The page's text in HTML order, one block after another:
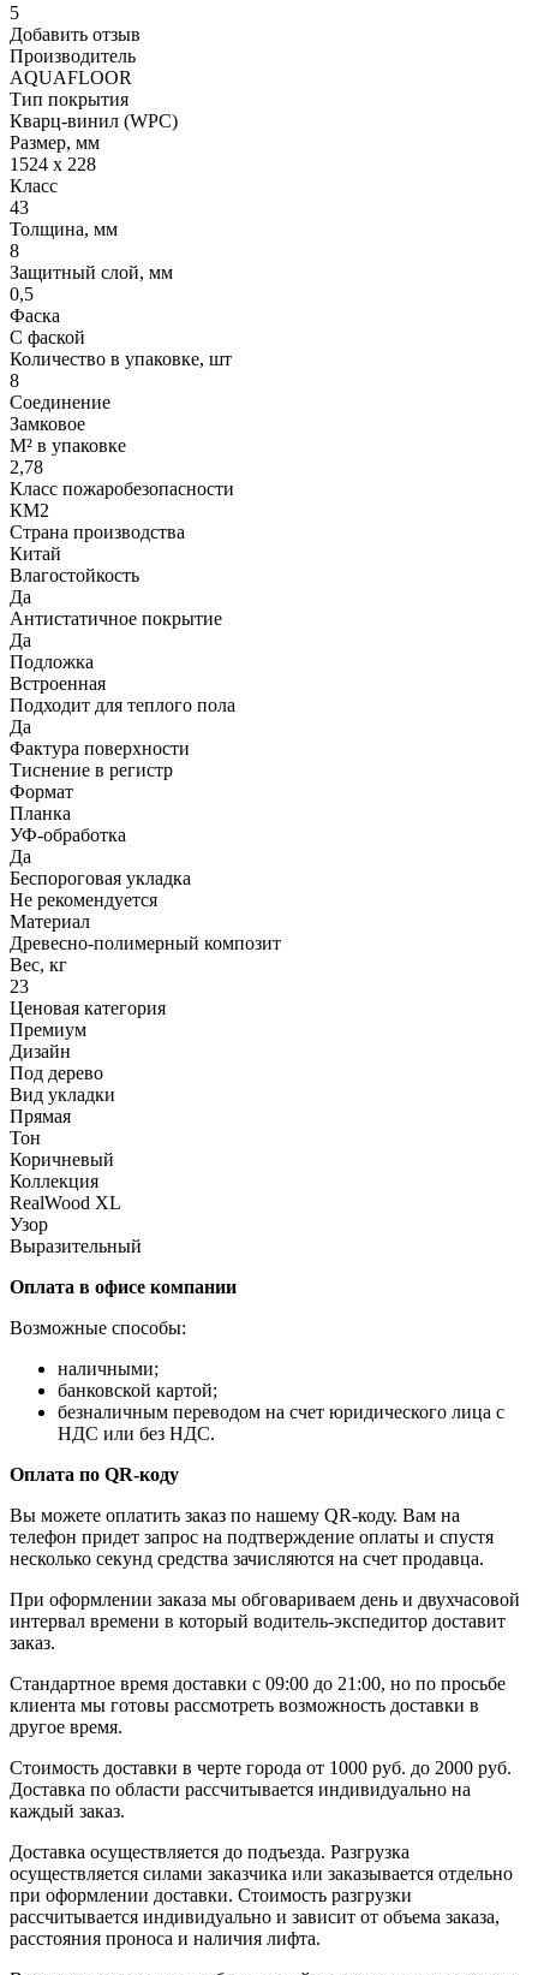
5
Добавить отзыв
Производитель
AQUAFLOOR
Тип покрытия
Кварц-винил (WPC)
Размер, мм
1524 x 228
Класс
43
Толщина, мм
8
Защитный слой, мм
0,5
Фаска
С фаской
Количество в упаковке, шт
8
Соединение
Замковое
М² в упаковке
2,78
Класс пожаробезопасности
КМ2
Страна производства
Китай
Влагостойкость
Да
Антистатичное покрытие
Да
Подложка
Встроенная
Подходит для теплого пола
Да
Фактура поверхности
Тиснение в регистр
Формат
Планка
УФ-обработка
Да
Беспороговая укладка
Не рекомендуется
Материал
Древесно-полимерный композит
Вес, кг
23
Ценовая категория
Премиум
Дизайн
Под дерево
Вид укладки
Прямая
Тон
Коричневый
Коллекция
RealWood XL
Узор
Выразительный
Оплата в офисе компании
Возможные способы:
наличными;
банковской картой;
безналичным переводом на счет юридического лица с
НДС или без НДС.
Оплата по QR-коду
Вы можете оплатить заказ по нашему QR-коду. Вам на
телефон придет запрос на подтверждение оплаты и спустя
несколько секунд средства зачисляются на счет продавца.
При оформлении заказа мы обговариваем день и двухчасовой
интервал времени в который водитель-экспедитор доставит
заказ.
Стандартное время доставки с 09:00 до 21:00, но по просьбе
клиента мы готовы рассмотреть возможность доставки в
другое время.
Стоимость доставки в черте города от 1000 руб. до 2000 руб.
Доставка по области рассчитывается индивидуально на
каждый заказ.
Доставка осуществляется до подъезда. Разгрузка
осуществляется силами заказчика или заказывается отдельно
при оформлении доставки. Стоимость разгрузки
рассчитывается индивидуально и зависит от объема заказа,
расстояния проноса и наличия лифта.